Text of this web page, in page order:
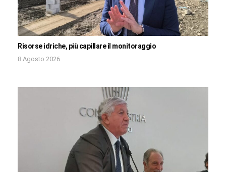
Risorse idriche, più capillare il monitoraggio
8 Agosto 2026